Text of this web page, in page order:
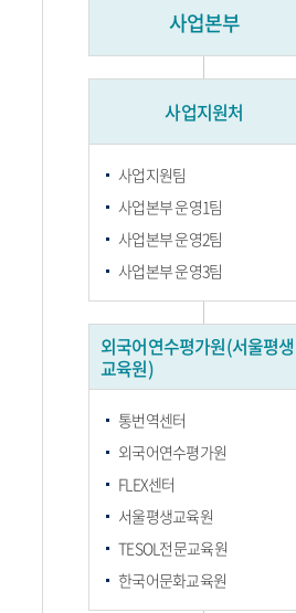
사업본부
사업지원처
사업지원팀
사업본부 운영1팀
사업본부 운영2팀
사업본부 운영3팀
외국어연수평가원(서울평생
교육원)
통번역센터
외국어연수평가원
FLEX센터
서울평생교육원
TESOL전문교육원
한국어문화교육원